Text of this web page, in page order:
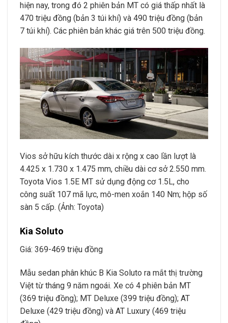
hiện nay, trong đó 2 phiên bản MT có giá thấp nhất là
470 triệu đồng (bản 3 túi khí) và 490 triệu đồng (bản
7 túi khí). Các phiên bản khác giá trên 500 triệu đồng.
Vios sở hữu kích thước dài x rộng x cao lần lượt là
4.425 x 1.730 x 1.475 mm, chiều dài cơ sở 2.550 mm.
Toyota Vios 1.5E MT sử dụng động cơ 1.5L, cho
công suất 107 mã lực, mô-men xoắn 140 Nm; hộp số
sàn 5 cấp. (Ảnh: Toyota)
Kia Soluto
Giá: 369-469 triệu đồng
Mẫu sedan phân khúc B Kia Soluto ra mắt thị trường
Việt từ tháng 9 năm ngoái. Xe có 4 phiên bản MT
(369 triệu đồng); MT Deluxe (399 triệu đồng); AT
Deluxe (429 triệu đồng) và AT Luxury (469 triệu